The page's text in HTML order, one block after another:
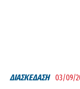
ΔΙΑΣΚΕΔΑΣΗ 03/09/